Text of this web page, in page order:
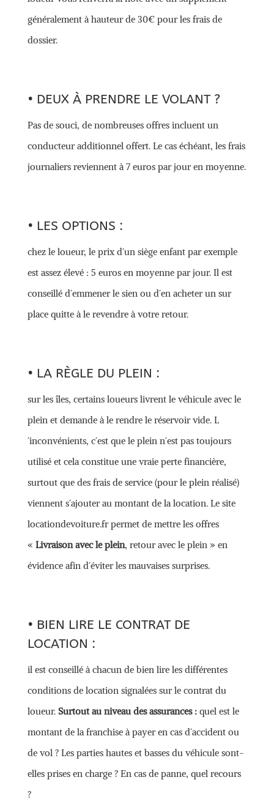
généralement à hauteur de 30€ pour les frais de
dossier.
• DEUX À PRENDRE LE VOLANT ?
Pas de souci, de nombreuses offres incluent un
conducteur additionnel offert. Le cas échéant, les frais
journaliers reviennent à 7 euros par jour en moyenne.
• LES OPTIONS :
chez le loueur, le prix d´un siège enfant par exemple
est assez élevé : 5 euros en moyenne par jour. Il est
conseillé d´emmener le sien ou d´en acheter un sur
place quitte à le revendre à votre retour.
• LA RÈGLE DU PLEIN :
sur les îles, certains loueurs livrent le véhicule avec le
plein et demande à le rendre le réservoir vide. L
´inconvénients, c´est que le plein n´est pas toujours
utilisé et cela constitue une vraie perte financière,
surtout que des frais de service (pour le plein réalisé)
viennent s´ajouter au montant de la location. Le site
locationdevoiture.fr permet de mettre les offres
« Livraison avec le plein, retour avec le plein » en
évidence afin d´éviter les mauvaises surprises.
• BIEN LIRE LE CONTRAT DE
LOCATION :
il est conseillé à chacun de bien lire les différentes
conditions de location signalées sur le contrat du
loueur. Surtout au niveau des assurances :quel est le
montant de la franchise à payer en cas d´accident ou
de vol ? Les parties hautes et basses du véhicule sont-
elles prises en charge ? En cas de panne, quel recours
?